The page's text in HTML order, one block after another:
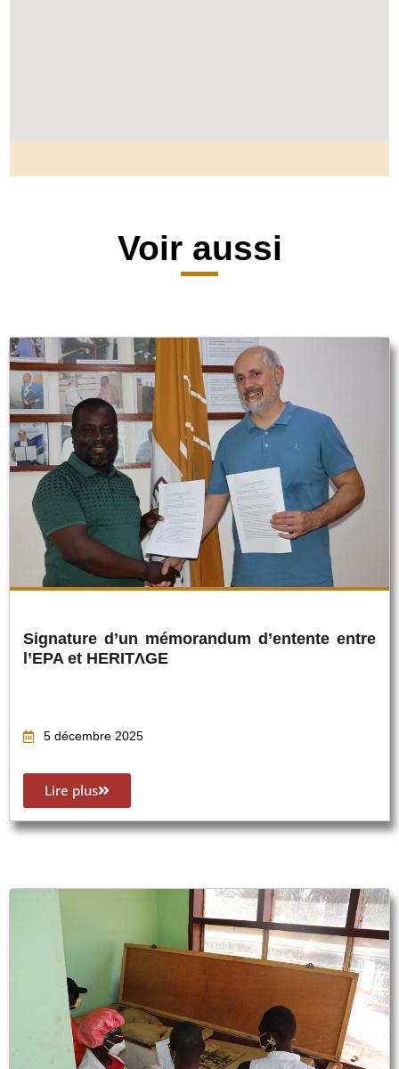
Voir aussi
Signature d’un mémorandum d’entente entre
l’EPA et HERITΛGE
5 décembre 2025
Lire plus